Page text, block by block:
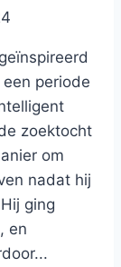
periode
zoektocht
om
nadat hij
ging
en